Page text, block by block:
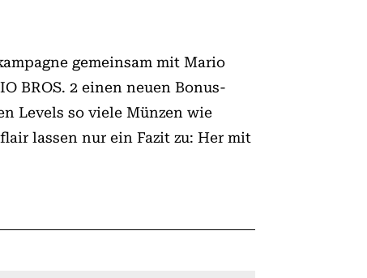
gemeinsam mit Mario
BROS. 2 einen neuen Bonus-
Levels so viele Münzen wie
lassen nur ein Fazit zu: Her mit